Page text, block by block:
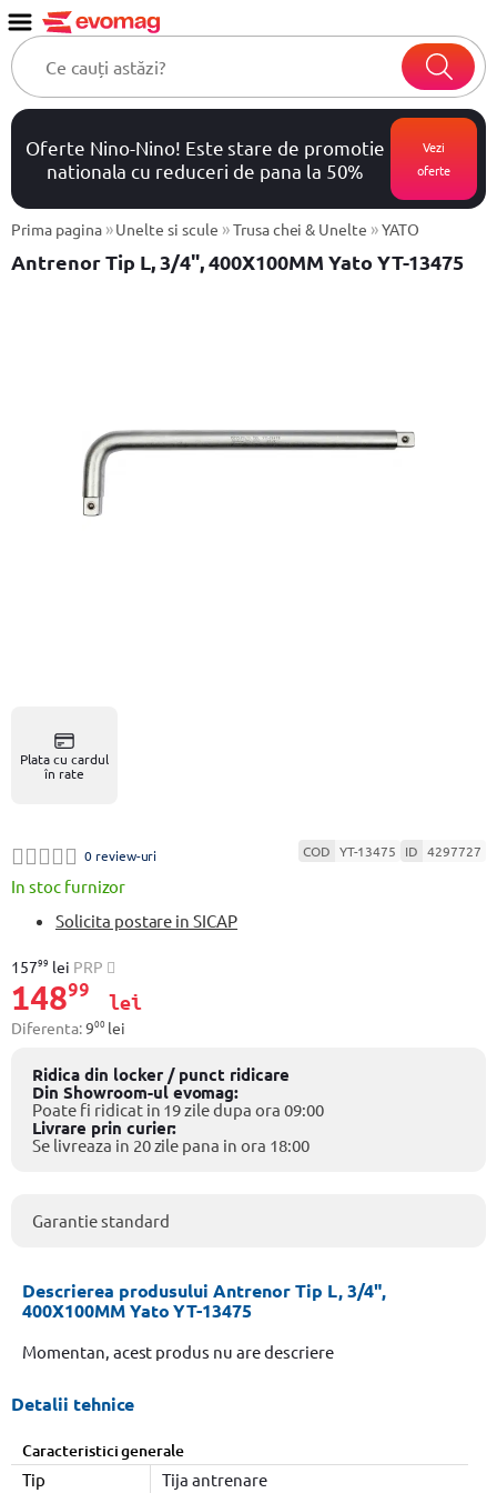
Oferte Nino-Nino! Este stare de promotie
nationala cu reduceri de pana la 50%
Vezi
oferte
Prima pagina »Unelte si scule »Trusa chei & Unelte »YATO
Antrenor Tip L, 3/4", 400X100MM Yato YT-13475
Plata cu cardul
în rate
0 review-uri COD YT-13475 ID 4297727
In stoc furnizor
Solicita postare in SICAP
15799 lei PRP
14899
lei
Diferenta:900 lei
Ridica din locker / punct ridicare
Din Showroom-ul evomag:
Poate fi ridicat in 19 zile dupa ora 09:00
Livrare prin curier:
Se livreaza in 20 zile pana in ora 18:00
Garantie standard
Descrierea produsului Antrenor Tip L, 3/4",
400X100MM Yato YT-13475
Momentan, acest produs nu are descriere
Detalii tehnice
Caracteristici generale
Tip
Tija antrenare